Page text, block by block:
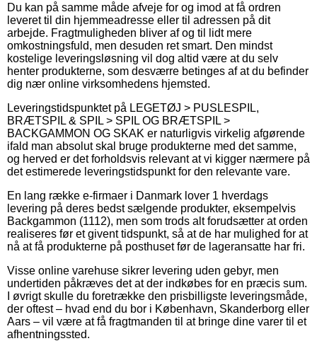
Du kan på samme måde afveje for og imod at få ordren
leveret til din hjemmeadresse eller til adressen på dit
arbejde. Fragtmuligheden bliver af og til lidt mere
omkostningsfuld, men desuden ret smart. Den mindst
kostelige leveringsløsning vil dog altid være at du selv
henter produkterne, som desværre betinges af at du befinder
dig nær online virksomhedens hjemsted.
Leveringstidspunktet på LEGETØJ > PUSLESPIL,
BRÆTSPIL & SPIL > SPIL OG BRÆTSPIL >
BACKGAMMON OG SKAK er naturligvis virkelig afgørende
ifald man absolut skal bruge produkterne med det samme,
og herved er det forholdsvis relevant at vi kigger nærmere på
det estimerede leveringstidspunkt for den relevante vare.
En lang række e-firmaer i Danmark lover 1 hverdags
levering på deres bedst sælgende produkter, eksempelvis
Backgammon (1112), men som trods alt forudsætter at orden
realiseres før et givent tidspunkt, så at de har mulighed for at
nå at få produkterne på posthuset før de lageransatte har fri.
Visse online varehuse sikrer levering uden gebyr, men
undertiden påkræves det at der indkøbes for en præcis sum.
I øvrigt skulle du foretrække den prisbilligste leveringsmåde,
der oftest – hvad end du bor i København, Skanderborg eller
Aars – vil være at få fragtmanden til at bringe dine varer til et
afhentningssted.